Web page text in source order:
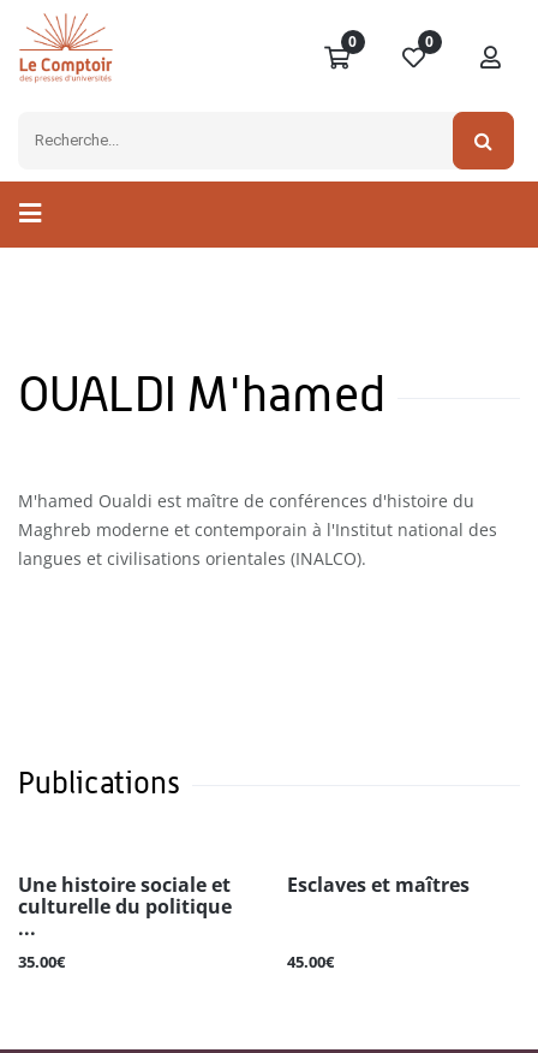
0 0
OUALDI M'hamed
M'hamed Oualdi est maître de conférences d'histoire du
Maghreb moderne et contemporain à l'Institut national des
langues et civilisations orientales (INALCO).
Publications
Une histoire sociale et
culturelle du politique
...
35.00€
Esclaves et maîtres
45.00€